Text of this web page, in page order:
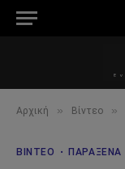
Αρχική » Βίντεο »
ΒΊΝΤΕΟ ΠΑΡΆΞΕΝΑ